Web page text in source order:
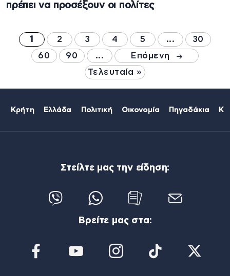
πρέπει να προσέξουν οι πολίτες
1 2 3 4 5 ...
30
60
90 ...
Επόμενη
Τελευταία »
Κρήτη Ελλάδα Πολιτική Οικονομία Πηγαδάκια
Στείλτε μας την είδηση:
Βρείτε μας στα: